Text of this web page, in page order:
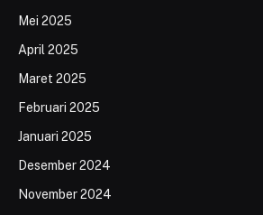
Mei 2025
April 2025
Maret 2025
Februari 2025
Januari 2025
Desember 2024
November 2024